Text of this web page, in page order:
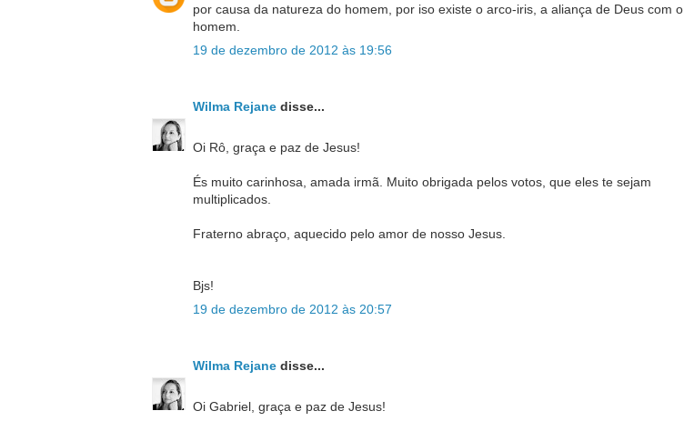
por causa da natureza do homem, por iso existe o arco-iris, a aliança de Deus com o
homem.
19 de dezembro de 2012 às 19:56
Wilma Rejanedisse...
Oi Rô, graça e paz de Jesus!
És muito carinhosa, amada irmã. Muito obrigada pelos votos, que eles te sejam
multiplicados.
Fraterno abraço, aquecido pelo amor de nosso Jesus.
Bjs!
19 de dezembro de 2012 às 20:57
Wilma Rejanedisse...
Oi Gabriel, graça e paz de Jesus!